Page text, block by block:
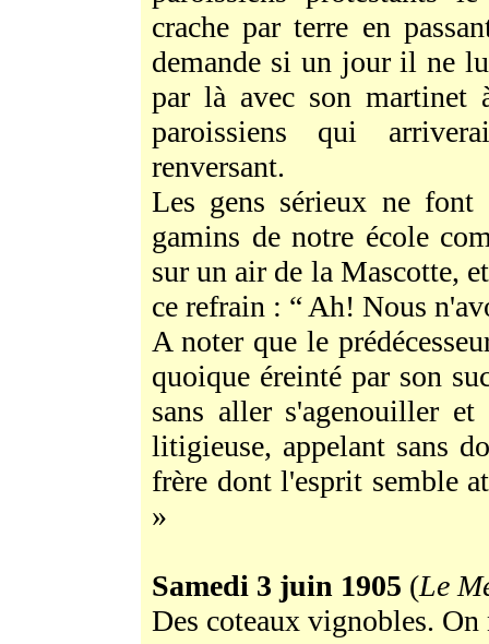
crache par terre en
demande si un jour il ne
par là avec son martinet
paroissiens qui
renversant.
Les gens sérieux ne font
gamins de notre école
sur un air de la Mascotte,
ce refrain : “ Ah! Nous
A noter que le
quoique éreinté par son
sans aller s'agenouiller
litigieuse, appelant sans
frère dont l'esprit semble
»
Samedi 3 juin 1905 (Le
Des coteaux vignobles.